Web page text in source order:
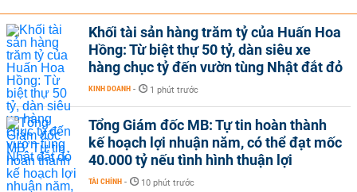
Khối tài sản hàng trăm tỷ của Huấn Hoa
Hồng: Từ biệt thự 50 tỷ, dàn siêu xe
hàng chục tỷ đến vườn tùng Nhật đắt đỏ
KINH DOANH - 1 phút trước
Tổng Giám đốc MB: Tự tin hoàn thành
kế hoạch lợi nhuận năm, có thể đạt mốc
40.000 tỷ nếu tình hình thuận lợi
TÀI CHÍNH - 10 phút trước